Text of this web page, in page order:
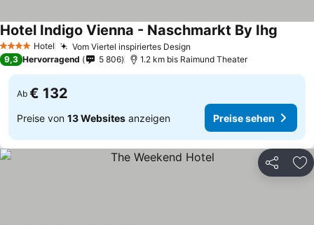
4 Sterne Hotel Vom Viertel inspiriertes Design
Hotel Indigo Vienna - Naschmarkt By Ihg
9,3 Hervorragend 5 806 1.2 km bis Raimund Theater
Ab € 132
Preise von 13 Websites anzeigen Preise sehen
Teilen